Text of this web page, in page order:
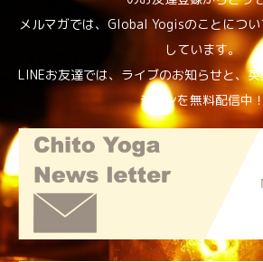
メルマガでは、Global Yogisのことにつ
しています。
LINEお友達では、ライブのお知らせと、
ションを無料配信中